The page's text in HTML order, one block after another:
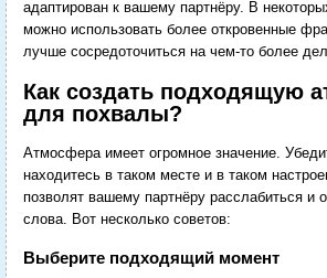
адаптирован к вашему партнёру. В
можно использовать более откровенные
лучше сосредоточиться на чем-то более
Как создать подходящую
для похвалы?
Атмосфера имеет огромное значение.
находитесь в таком месте и в таком
позволят вашему партнёру расслабиться и
слова. Вот несколько советов:
Выберите подходящий момент